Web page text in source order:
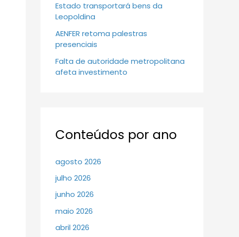
Estado transportará bens da
Leopoldina
AENFER retoma palestras
presenciais
Falta de autoridade metropolitana
afeta investimento
Conteúdos por ano
agosto 2026
julho 2026
junho 2026
maio 2026
abril 2026